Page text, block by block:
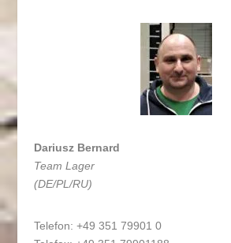
Dariusz Bernard
Team Lager
(DE/PL/RU)
Telefon: +49 351 79901 0